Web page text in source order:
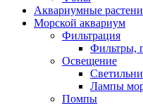
Аквариумные
Морской аквариум
Фильтрация
Фильтры,
Освещение
Лампы
Помпы